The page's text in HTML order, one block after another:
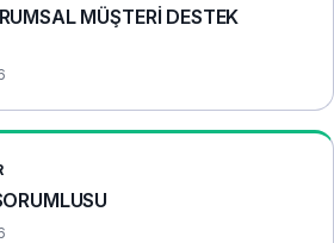
MÜŞTERİ DESTEK